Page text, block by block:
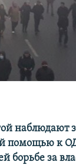
наблюдают
помощью к
борьбе за